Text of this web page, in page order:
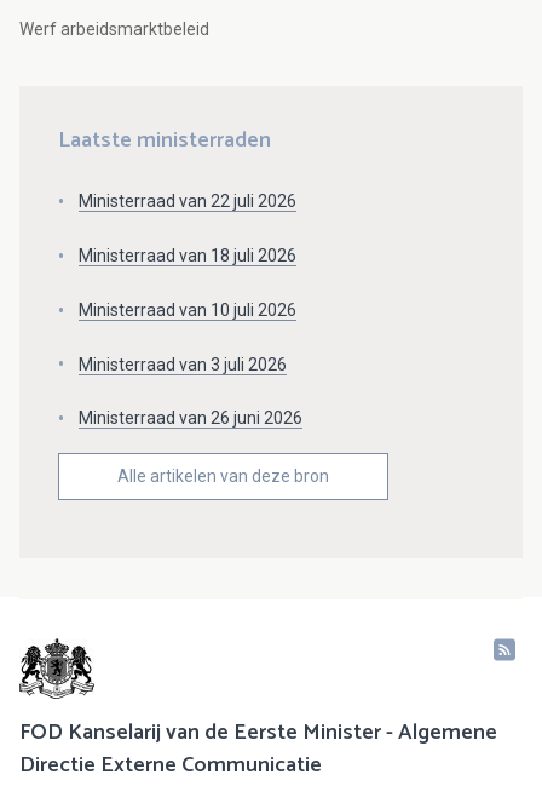
Werf arbeidsmarktbeleid
Laatste ministerraden
Ministerraad van 22 juli 2026
Ministerraad van 18 juli 2026
Ministerraad van 10 juli 2026
Ministerraad van 3 juli 2026
Ministerraad van 26 juni 2026
Alle artikelen van deze bron
FOD Kanselarij van de Eerste Minister - Algemene
Directie Externe Communicatie